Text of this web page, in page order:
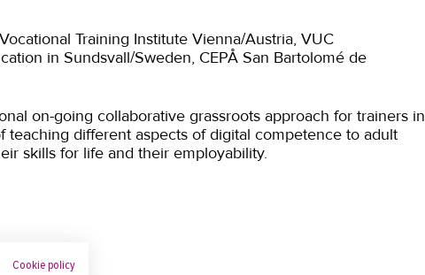
Training Institute Vienna/Austria, VUC
in Sundsvall/Sweden, CEPÅ San Bartolomé de
on-going collaborative grassroots approach for trainers in
different aspects of digital competence to adult
skills for life and their employability.
Cookie policy